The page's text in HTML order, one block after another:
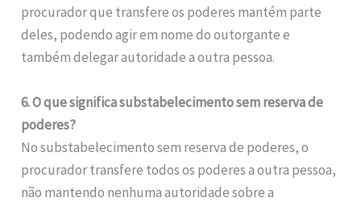
procurador que transfere os poderes mantém parte
deles, podendo agir em nome do outorgante e
também delegar autoridade a outra pessoa.
6. O que significa substabelecimento sem reserva de
poderes?
No substabelecimento sem reserva de poderes, o
procurador transfere todos os poderes a outra pessoa,
não mantendo nenhuma autoridade sobre a